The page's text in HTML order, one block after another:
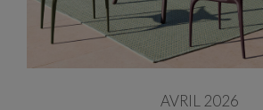
AVRIL 2026